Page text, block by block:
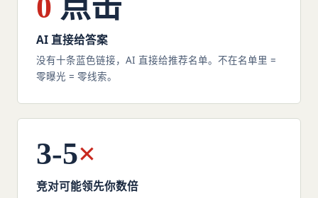
0 点击
AI 直接给答案
没有十条蓝色链接，AI 直接给推荐名单。不在名单里 =
零曝光 = 零线索。
3-5×
竞对可能领先你数倍